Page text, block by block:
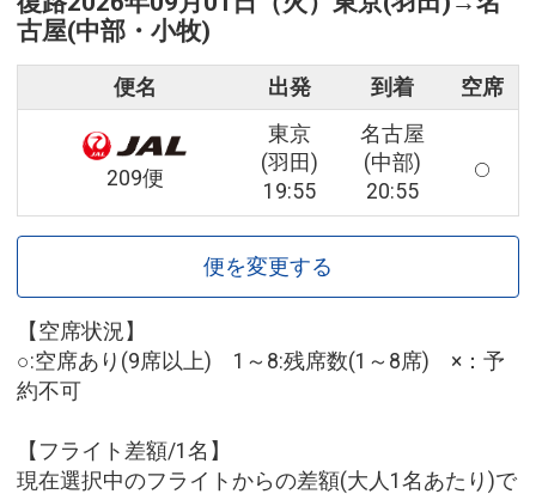
古屋(中部・小牧)
便名 出発 到着 空席
209便
東京
(羽田)
19:55
名古屋
(中部)
20:55
便を変更する
【空席状況】
○:空席あり(9席以上) 1～8:残席数(1～8席) ×：予
約不可
【フライト差額/1名】
現在選択中のフライトからの差額(大人1名あたり)で